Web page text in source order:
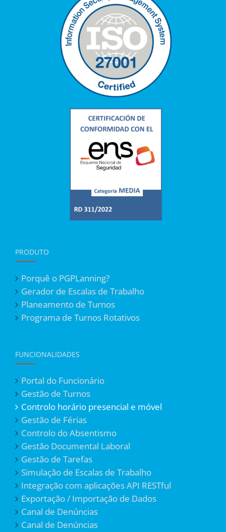
PRODUTO
Porquê o PGPLanning?
Gerador de Escalas de Trabalho
Planeamento de Turnos
Programa de Turnos Rotativos
FUNCIONALIDADES
Portal do Funcionário
Gestão de Turnos
Controlo horário presencial e móvel
Gestão de Férias
Controlo do Absentismo
Gestão Documental Laboral
Gestão de Tarefas
Simulação de Escalas de Trabalho
Integração com aplicações API RESTful
Exportação / Importação de Dados
Canal de Denúncias
Canal de Denúncias